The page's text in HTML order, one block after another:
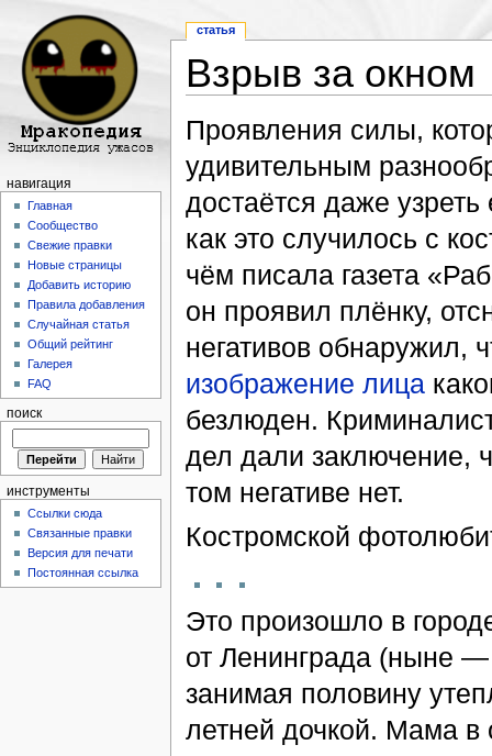
Взрыв за окном
Проявления силы,
удивительным
достаётся даже
как это случилось с
чём писала газета
он проявил плёнку,
негативов обнаружил,
изображение лица
безлюден.
дел дали заключение,
том негативе нет.
Костромской
Это произошло в
от Ленинграда (ныне
занимая половину
летней дочкой. Мама
статья
навигация
Главная
Сообщество
Свежие правки
Новые страницы
Добавить историю
Правила добавления
Случайная статья
Общий рейтинг
Галерея
FAQ
поиск
инструменты
Ссылки сюда
Связанные правки
Версия для печати
Постоянная ссылка